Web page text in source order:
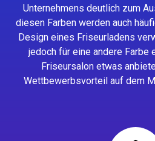
Unternehmens deutlich zum
diesen Farben werden auch
Design eines Friseurladens
jedoch für eine andere Farbe
Friseursalon etwas
Wettbewerbsvorteil auf dem